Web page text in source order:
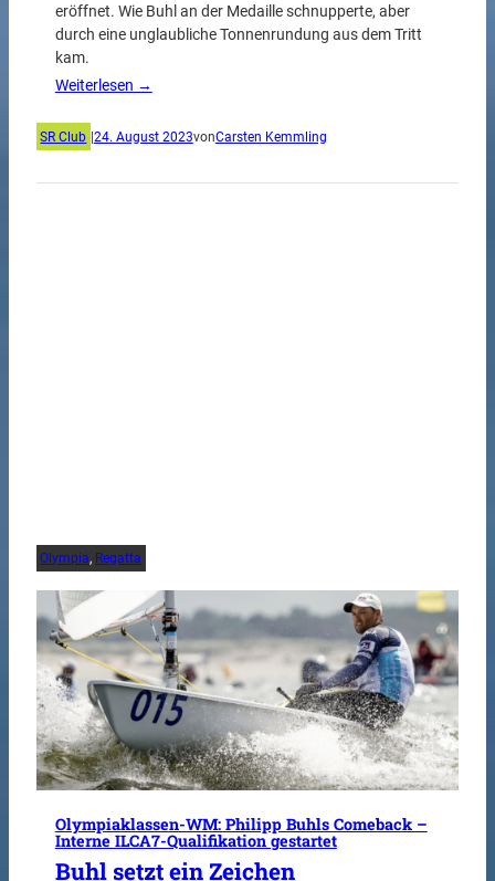
eröffnet. Wie Buhl an der Medaille schnupperte, aber
durch eine unglaubliche Tonnenrundung aus dem Tritt
kam.
Weiterlesen →
SR Club |24. August 2023vonCarsten Kemmling
Olympia, Regatta
Olympiaklassen-WM: Philipp Buhls Comeback –
Interne ILCA7-Qualifikation gestartet
Buhl setzt ein Zeichen